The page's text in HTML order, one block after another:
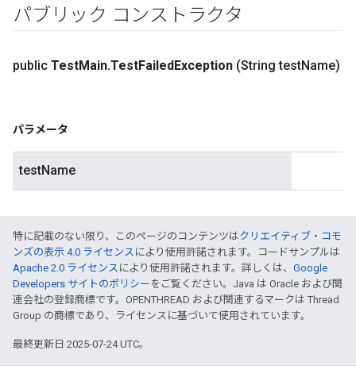
パブリック コンストラクタ
public TestMain.TestFailedException (String testName)
パラメータ
testName
特に記載のない限り、このページのコンテンツはクリエイティブ・コモ
ンズの表示 4.0 ライセンス により使用許諾されます。コードサンプルは
Apache 2.0 ライセンス により使用許諾されます。詳しくは、 Google
Developers サイトのポリシー をご覧ください。Java は Oracle および関
連会社の登録商標です。OPENTHREAD および関連するマークは Thread
Group の商標であり、ライセンスに基づいて使用されています。
最終更新日 2025-07-24 UTC。